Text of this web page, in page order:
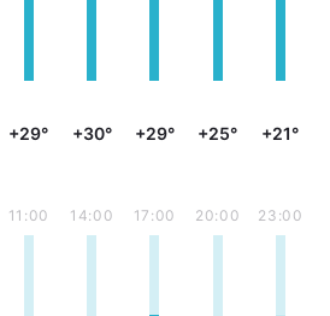
+29° +30° +29° +25° +21°
11:00 14:00 17:00 20:00 23:00